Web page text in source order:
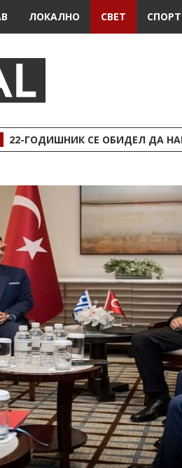
ЛОКАЛНО СВЕТ СПОРТ
22-ГОДИШНИК СЕ ОБИДЕЛ ДА